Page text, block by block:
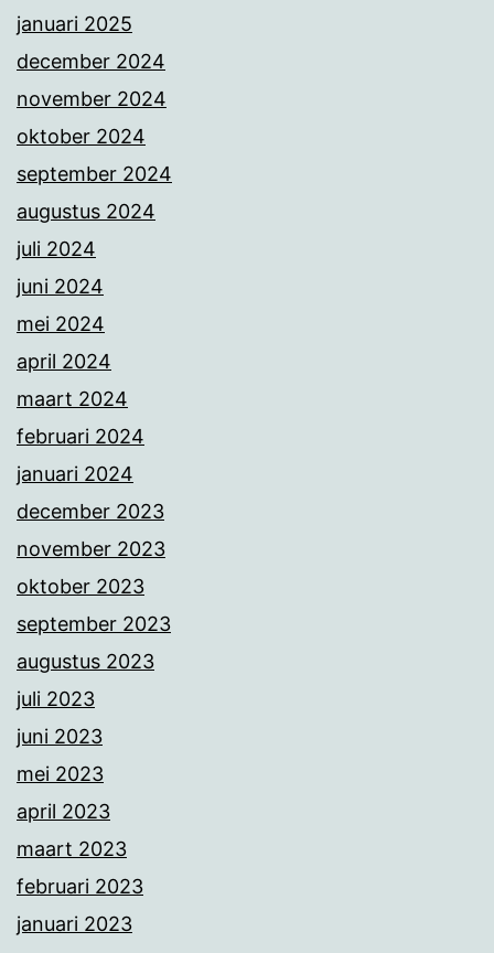
januari 2025
december 2024
november 2024
oktober 2024
september 2024
augustus 2024
juli 2024
juni 2024
mei 2024
april 2024
maart 2024
februari 2024
januari 2024
december 2023
november 2023
oktober 2023
september 2023
augustus 2023
juli 2023
juni 2023
mei 2023
april 2023
maart 2023
februari 2023
januari 2023